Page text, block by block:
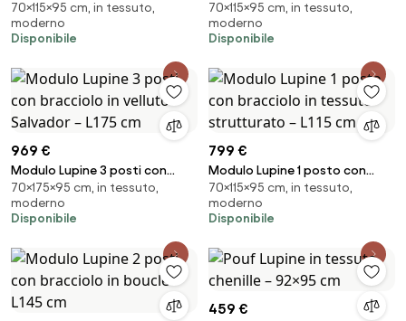
bracciolo in bouclé – L115 cm
70×115×95 cm, in tessuto,
moderno
Disponibile
bracciolo in velluto Salvador –
L115 cm
70×115×95 cm, in tessuto,
moderno
Disponibile
969 €
Modulo Lupine 3 posti con
bracciolo in velluto Salvador –
L175 cm
70×175×95 cm, in tessuto,
moderno
Disponibile
799 €
Modulo Lupine 1 posto con
bracciolo in tessuto
strutturato – L115 cm
70×115×95 cm, in tessuto,
moderno
Disponibile
459 €